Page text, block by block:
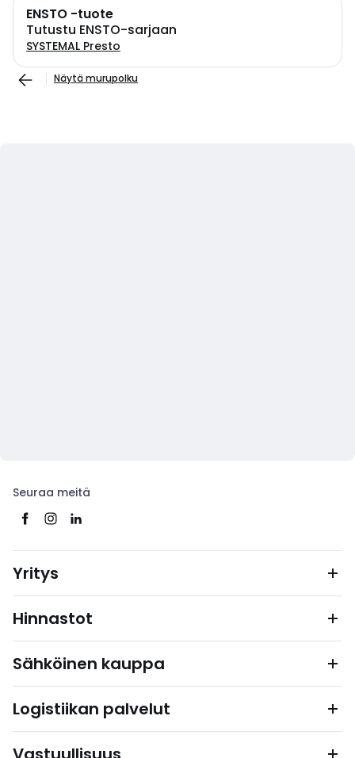
ENSTO -tuote
Tutustu ENSTO-sarjaan
SYSTEMAL Presto
Näytä murupolku
Seuraa meitä
Yritys
Hinnastot
Sähköinen kauppa
Logistiikan palvelut